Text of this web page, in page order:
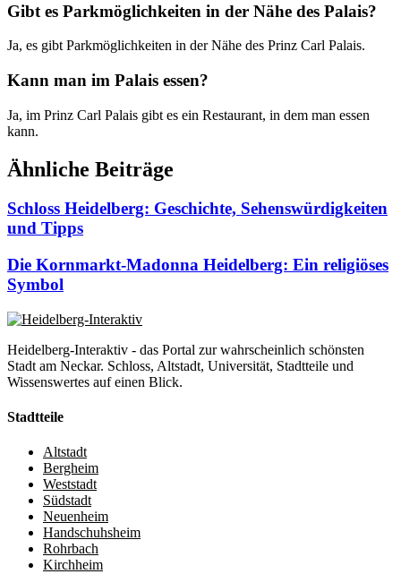
Gibt es Parkmöglichkeiten in der Nähe des Palais?
Ja, es gibt Parkmöglichkeiten in der Nähe des Prinz Carl Palais.
Kann man im Palais essen?
Ja, im Prinz Carl Palais gibt es ein Restaurant, in dem man essen
kann.
Ähnliche Beiträge
Schloss Heidelberg: Geschichte, Sehenswürdigkeiten
und Tipps
Die Kornmarkt-Madonna Heidelberg: Ein religiöses
Symbol
Heidelberg-Interaktiv - das Portal zur wahrscheinlich schönsten
Stadt am Neckar. Schloss, Altstadt, Universität, Stadtteile und
Wissenswertes auf einen Blick.
Stadtteile
Altstadt
Bergheim
Weststadt
Südstadt
Neuenheim
Handschuhsheim
Rohrbach
Kirchheim